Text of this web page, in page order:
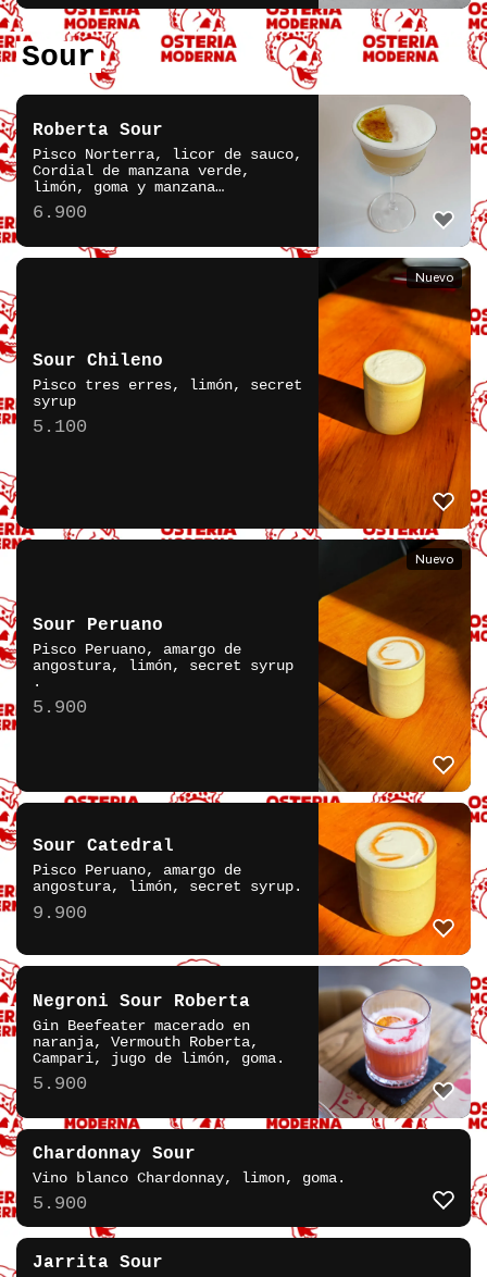
Sour
Roberta Sour
Pisco Norterra, licor de sauco,
Cordial de manzana verde,
limón, goma y manzana
caramelizada.
6.900
Sour Chileno
Pisco tres erres, limón, secret
syrup
5.100
Nuevo
Sour Peruano
Pisco Peruano, amargo de
angostura, limón, secret syrup
.
5.900
Nuevo
Sour Catedral
Pisco Peruano, amargo de
angostura, limón, secret syrup.
9.900
Negroni Sour Roberta
Gin Beefeater macerado en
naranja, Vermouth Roberta,
Campari, jugo de limón, goma.
5.900
Chardonnay Sour
Vino blanco Chardonnay, limon, goma.
5.900
Jarrita Sour